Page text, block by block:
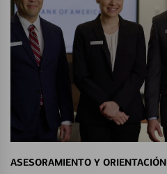
ASESORAMIENTO Y ORIENTACIÓN